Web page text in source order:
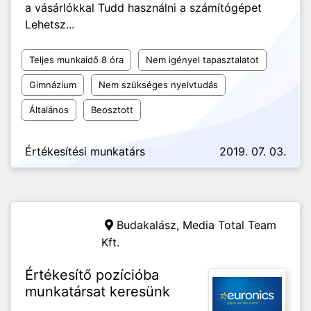
a vásárlókkal Tudd használni a számítógépet
Lehetsz...
Teljes munkaidő 8 óra Nem igényel tapasztalatot
Gimnázium Nem szükséges nyelvtudás
Általános Beosztott
Értékesítési munkatárs 2019. 07. 03.
Budakalász, Media Total Team
Kft.
Értékesítő pozícióba
munkatársat keresünk